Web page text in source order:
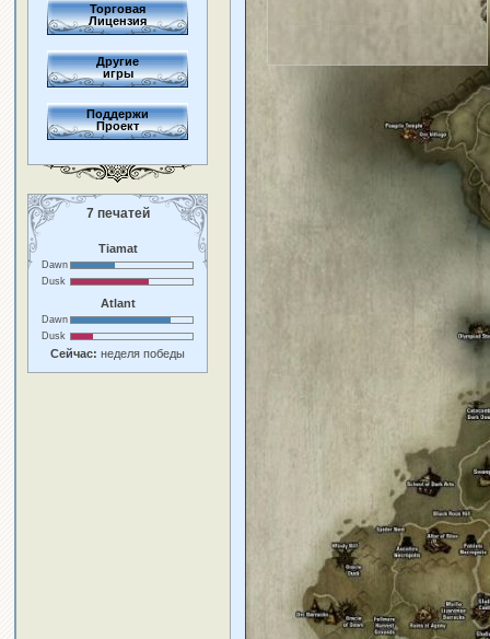
Торговая
Лицензия
Другие
игры
Поддержи
Проект
7 печатей
Tiamat
Dawn
Dusk
Atlant
Dawn
Dusk
Сейчас: неделя победы